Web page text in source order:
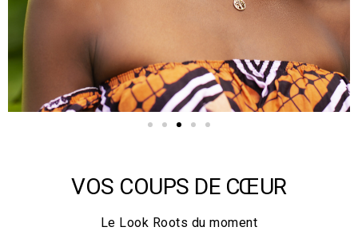
e
n
t
VOS COUPS DE CŒUR
Le Look Roots du moment